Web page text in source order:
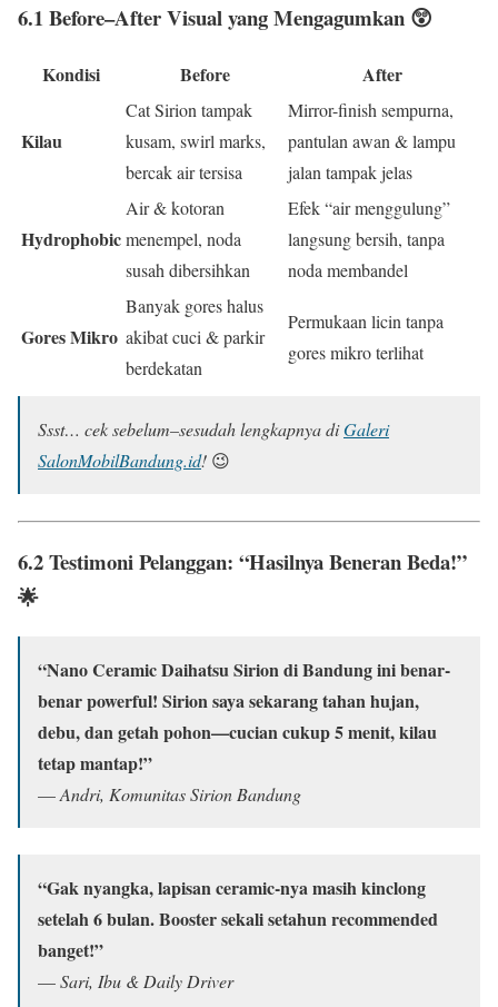
6.1 Before–After Visual yang Mengagumkan 😲
Kondisi Before After
Kilau
Cat Sirion tampak
kusam, swirl marks,
bercak air tersisa
Mirror-finish sempurna,
pantulan awan & lampu
jalan tampak jelas
Hydrophobic
Air & kotoran
menempel, noda
susah dibersihkan
Efek “air menggulung”
langsung bersih, tanpa
noda membandel
Gores Mikro
Banyak gores halus
akibat cuci & parkir
berdekatan
Permukaan licin tanpa
gores mikro terlihat
Ssst… cek sebelum–sesudah lengkapnya diGaleri
SalonMobilBandung.id! 😉
6.2 Testimoni Pelanggan: “Hasilnya Beneran Beda!”
🌟
“Nano Ceramic Daihatsu Sirion di Bandung ini benar-
benar powerful! Sirion saya sekarang tahan hujan,
debu, dan getah pohon—cucian cukup 5 menit, kilau
tetap mantap!”
—Andri, Komunitas Sirion Bandung
“Gak nyangka, lapisan ceramic-nya masih kinclong
setelah 6 bulan. Booster sekali setahun recommended
banget!”
—Sari, Ibu & Daily Driver